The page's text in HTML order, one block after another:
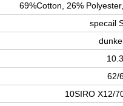
69%Cotton, 26%
specail
62/
10SIRO X12/